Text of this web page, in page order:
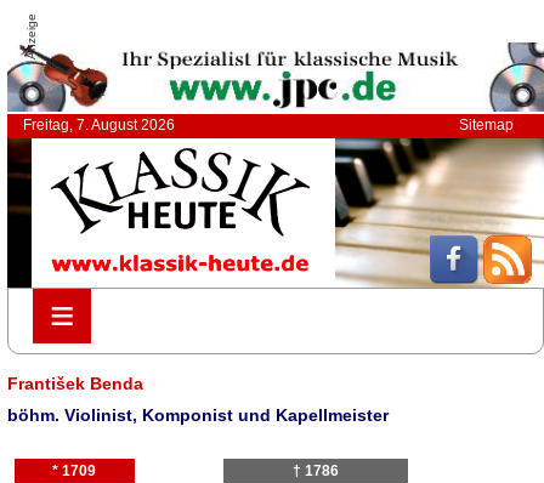
Anzeige
Freitag, 7. August 2026 Sitemap
≡
≡
František Benda
böhm. Violinist, Komponist und Kapellmeister
* 1709 † 1786